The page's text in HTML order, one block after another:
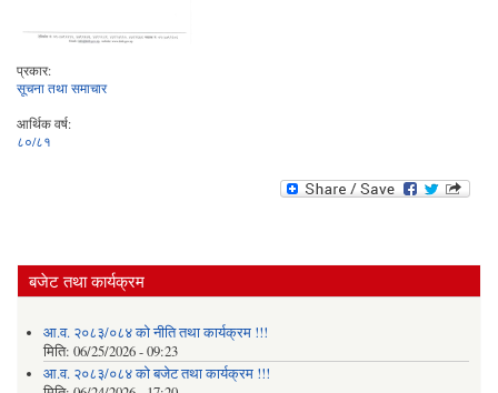
प्रकार:
सूचना तथा समाचार
आर्थिक वर्ष:
८०/८१
बजेट तथा कार्यक्रम
आ.व. २०८३/०८४ को नीति तथा कार्यक्रम !!!
मिति: 06/25/2026 - 09:23
आ.व. २०८३/०८४ को बजेट तथा कार्यक्रम !!!